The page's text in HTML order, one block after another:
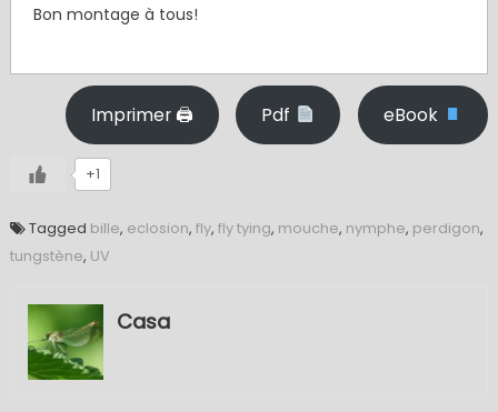
Bon montage à tous!
Imprimer 🖨 Pdf eBook
+1
Tagged bille, eclosion, fly, fly tying, mouche, nymphe, perdigon,
tungstène, UV
Casa